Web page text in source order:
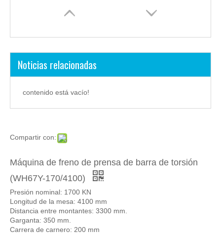
Noticias relacionadas
contenido está vacío!
Compartir con:
Máquina de freno de prensa de barra de torsión
(WH67Y-170/4100)
Presión nominal: 1700 KN
Longitud de la mesa: 4100 mm
Distancia entre montantes: 3300 mm.
Garganta: 350 mm.
Carrera de carnero: 200 mm